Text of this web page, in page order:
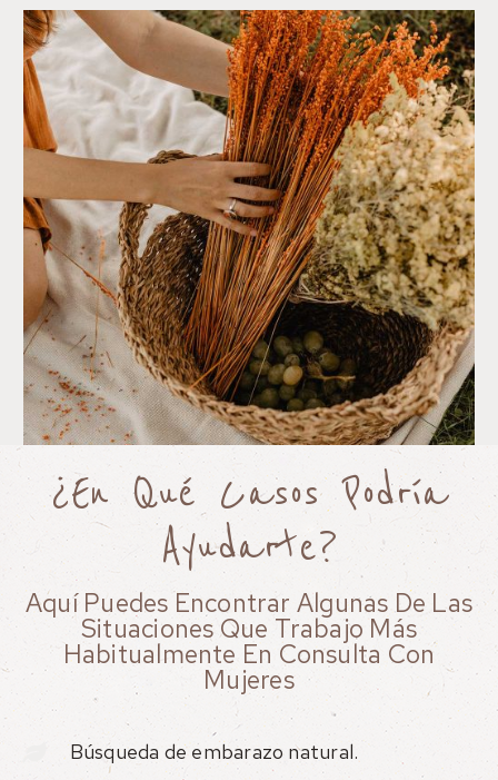
¿En Qué Casos Podría
Ayudarte?
Aquí Puedes Encontrar Algunas De Las
Situaciones Que Trabajo Más
Habitualmente En Consulta Con
Mujeres
Búsqueda de embarazo natural.